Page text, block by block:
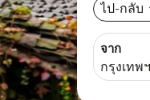
ไป-กลับ
จาก